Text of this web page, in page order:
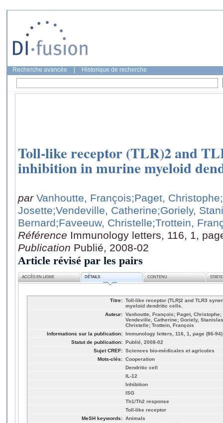
Recherche avancée Historique de recherche
Toll-like receptor (TLR)2 and
inhibition in murine myeloid
par Vanhoutte, François;Paget, Christophe
Josette;Vendeville, Catherine;Goriely,
Bernard;Faveeuw, Christelle;Trottein,
Référence Immunology letters, 116, 1,
Publication Publié, 2008-02
Article révisé par les pairs
ACCÈS EN LIGNE DÉTAILS CONTENU
Titre: Toll-like receptor (TLR)2 and TLR3
myeloid dendritic cells.
Auteur: Vanhoutte, François; Paget,
Vendeville, Catherine; Goriely,
Christelle; Trottein, François
Informations sur la publication: Immunology letters, 116, 1, page (86-94)
Statut de publication: Publié, 2008-02
Sujet CREF: Sciences bio-médicales et agricoles
Mots-clés: Cooperation
Dendritic cell
IL-12
Inhibition
ISG
Th1/Th2 response
Toll-like receptor
MeSH keywords: Animals